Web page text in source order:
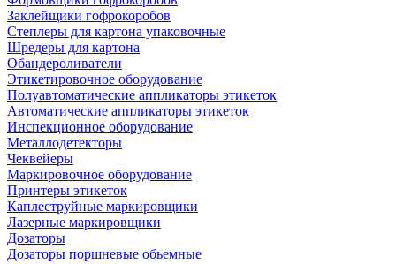
Заклейщики гофрокоробов
Степлеры для картона упаковочные
Шредеры для картона
Обандероливатели
Этикетировочное оборудование
Полуавтоматические аппликаторы этикеток
Автоматические аппликаторы этикеток
Инспекционное оборудование
Металлодетекторы
Чеквейеры
Маркировочное оборудование
Принтеры этикеток
Каплеструйные маркировщики
Лазерные маркировщики
Дозаторы
Дозаторы поршневые обьемные